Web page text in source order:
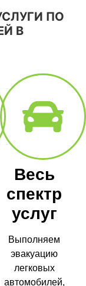
ПО
В
Весь
спектр
услуг
Выполняем
эвакуацию
легковых
автомобилей,